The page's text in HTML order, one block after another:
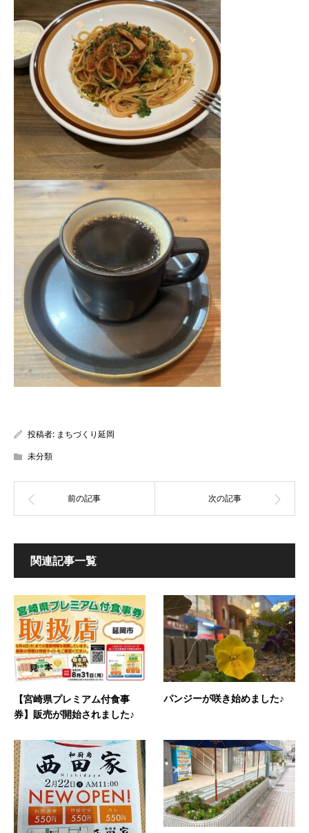
投稿者: まちづくり延岡
未分類
関連記事一覧
【宮崎県プレミアム付食事
券】販売が開始されました♪
パンジーが咲き始めました♪